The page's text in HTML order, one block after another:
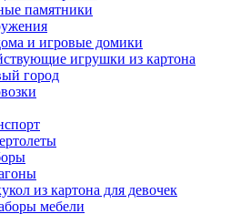
памятники
и игровые домики
игрушки из картона
город
из картона для девочек
мебели